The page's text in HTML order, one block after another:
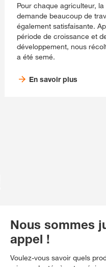
Pour chaque agriculteur,
demande beaucoup de
également satisfaisante.
période de croissance et
développement, nous
a été semé.
En savoir plus
Nous sommes
appel !
Voulez-vous savoir quels